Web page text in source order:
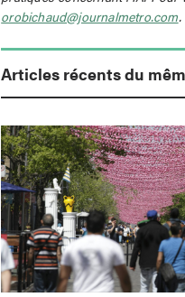
orobichaud@journalmetro.com.
Articles récents du